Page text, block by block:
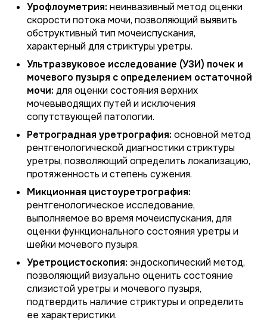
Урофлоуметрия: неинвазивный метод оценки
скорости потока мочи, позволяющий выявить
обструктивный тип мочеиспускания,
характерный для стриктуры уретры.
Ультразвуковое исследование (УЗИ) почек и
мочевого пузыря с определением остаточной
мочи: для оценки состояния верхних
мочевыводящих путей и исключения
сопутствующей патологии.
Ретроградная уретрография: основной метод
рентгенологической диагностики стриктуры
уретры, позволяющий определить локализацию,
протяженность и степень сужения.
Микционная цистоуретрография:
рентгенологическое исследование,
выполняемое во время мочеиспускания, для
оценки функционального состояния уретры и
шейки мочевого пузыря.
Уретроцистоскопия: эндоскопический метод,
позволяющий визуально оценить состояние
слизистой уретры и мочевого пузыря,
подтвердить наличие стриктуры и определить
ее характеристики.